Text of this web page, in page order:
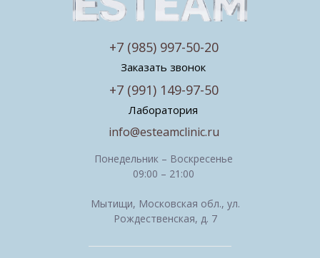
Понедельник – Воскресенье
09:00 – 21:00
Мытищи, Московская обл., ул.
Рождественская, д. 7
Заказать звонок
Лаборатория
info@esteamclinic.ru
+7 (991) 149-97-50
+7 (985) 997-50-20